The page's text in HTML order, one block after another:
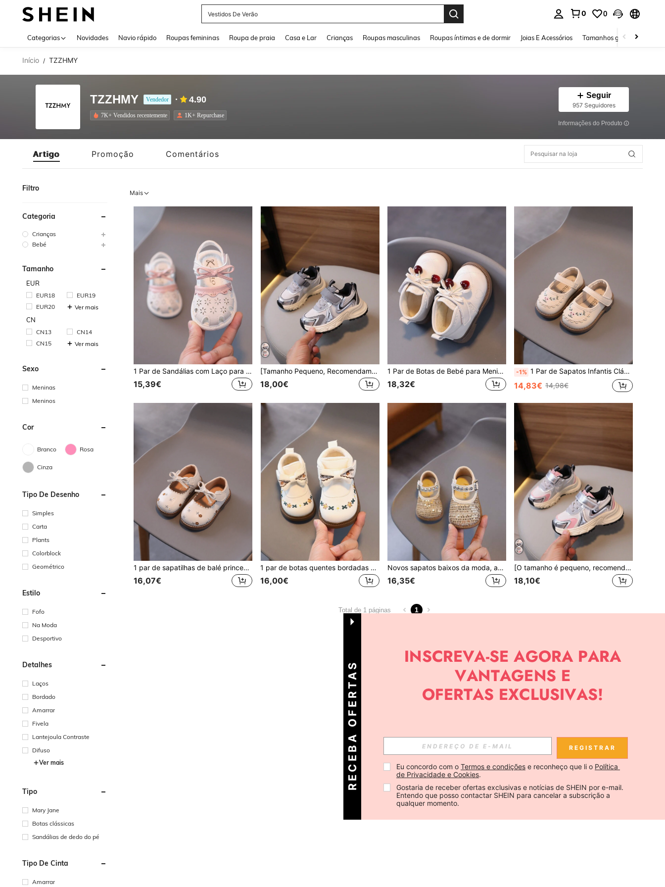
Vestidos De Verão
0 0
Categorias Novidades Navio rápido Roupas femininas Roupa de praia Casa e Lar Crianças Roupas masculinas Roupas íntimas e de dormir Joias E Acessórios Tamanhos grandes
Início / TZZHMY
TZZHMY Vendedor 4.90
7K+ Vendidos recentemente 1K+ Repurchase
Seguir
957 Seguidores
Informações do Produto
Artigo Promoção Comentários
Filtro
Categoria
Crianças
Bebé
Tamanho
EUR
EUR18
EUR19
EUR20
Ver mais
CN
CN13
CN14
CN15
Ver mais
Sexo
Meninas
Meninos
Cor
Branco Rosa
Cinza
Tipo De Desenho
Simples
Carta
Plants
Colorblock
Geométrico
Estilo
Fofo
Na Moda
Desportivo
Detalhes
Laços
Bordado
Amarrar
Fivela
Lantejoula Contraste
Difuso
Ver mais
Tipo
Mary Jane
Botas clássicas
Sandálias de dedo do pé
Tipo De Cinta
Amarrar
Mais
1 Par de Sandálias com Laço para Menina, PU Macio, Sola Antiderrapante, Sandálias Fofas de Princesa para Bebé e Criança Pequena, Adequadas para o Verão
15,39€
[Tamanho Pequeno, Recomendamos Encomendar um Tamanho Acima]1 Par de Sapatos para Raparigas Sapatos para Rapazes Sapatos de Basquetebol Sapatos de Ténis Sapatos de Corrida em PU Sapatos Desportivos Leves para Crianças Adequados para Primavera Verão Outono Inverno
18,00€
1 Par de Botas de Bebé para Menina em PU Quentes com Laço e Decoração de Cereja, Estilo Princesa, Adequadas para Primavera, Outono e Inverno
18,32€
-1% 1 Par de Sapatos Infantis Clássicos de Bico Redondo com Bordado, Design em PU, Sola Macia Antiderrapante, Estilo Princesa, Sapatos Fofos para Bebês e Crianças, Ideais para Primavera, Verão, Outono e Inverno. [A forma é pequena, recomendamos pedir um número maior.]
14,83€ 14,98€
1 par de sapatilhas de balé princesa com design bordado de arco e torre macio, antiderrapantes e leves para crianças, primavera/verão/outono/inverno
16,07€
1 par de botas quentes bordadas de couro sintético com laço para meninas, adequadas para outono/inverno
16,00€
Novos sapatos baixos da moda, adequados para bebês, crianças pequenas e crianças, sapatos femininos com lindo laço decorativo, sapatos casuais macios, adequados para uso diário e looks casuais, leves e confortáveis, com design antiderrapante.
16,35€
[O tamanho é pequeno, recomenda-se encomendar um tamanho acima]1 par de sapatos de menina, sapatos de rapaz, sapatos de basquetebol, sapatos de ténis, sapatos de corrida em PU, sapatos desportivos infantis leves, adequados para primavera, verão, outono e inverno
18,10€
Total de 1 páginas 1
R
E
C
E
B
A
O
E
R
T
A
S
D
I
Á REGISTRAR
Eu concordo com o Termos e condições e reconheço que li o Política
de Privacidade e Cookies.
Gostaria de receber ofertas exclusivas e notícias de SHEIN por e-mail.
Entendo que posso contactar SHEIN para cancelar a subscrição a
qualquer momento.